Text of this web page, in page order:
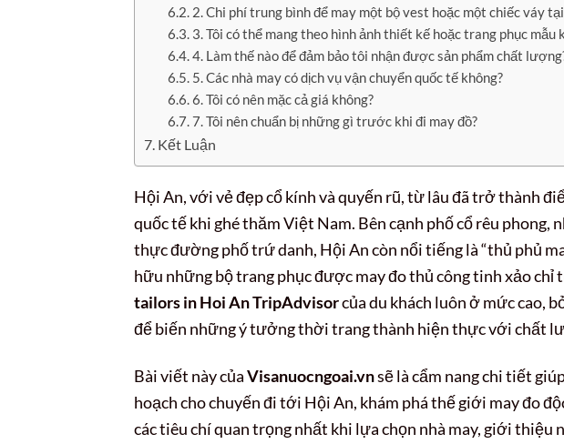
2. Chi phí trung bình để may một bộ vest hoặc một chiếc váy
3. Tôi có thể mang theo hình ảnh thiết kế hoặc trang phục mẫu
4. Làm thế nào để đảm bảo tôi nhận được sản phẩm chất
5. Các nhà may có dịch vụ vận chuyển quốc tế không?
6. Tôi có nên mặc cả giá không?
7. Tôi nên chuẩn bị những gì trước khi đi may đồ?
Kết Luận
Hội An, với vẻ đẹp cổ kính và quyến rũ, từ lâu đã trở thành
quốc tế khi ghé thăm Việt Nam. Bên cạnh phố cổ rêu phong,
thực đường phố trứ danh, Hội An còn nổi tiếng là “thủ phủ
hữu những bộ trang phục được may đo thủ công tinh xảo chỉ
tailors in Hoi An TripAdvisorcủa du khách luôn ở mức cao,
để biến những ý tưởng thời trang thành hiện thực với chất
Bài viết này củaVisanuocngoai.vnsẽ là cẩm nang chi tiết
hoạch cho chuyến đi tới Hội An, khám phá thế giới may đo
các tiêu chí quan trọng nhất khi lựa chọn nhà may, giới thiệu